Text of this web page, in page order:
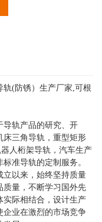
(防锈）生产厂家,可根
导轨产品的研究、开
床三角导轨，重型矩形
人桁架导轨，汽车生产
准导轨的定制服务。
立以来，始终坚持质量
质量，不断学习国外先
实际相结合，设计生产
企业在激烈的市场竞争